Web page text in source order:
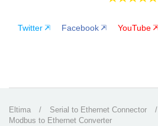
Twitter Facebook YouTube
Eltima / Serial to Ethernet Connector
/
Modbus to Ethernet Converter